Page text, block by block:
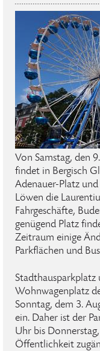
Von Samstag, den
findet in Bergisch
Adenauer-Platz
Löwen die
Fahrgeschäfte,
genügend Platz
Zeitraum einige
Parkflächen und
Stadthausparkplatz
Wohnwagenplatz
Sonntag, dem 3.
ein. Daher ist der
Uhr bis
Öffentlichkeit